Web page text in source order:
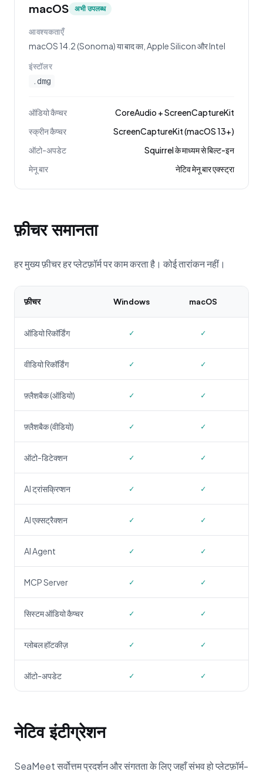
macOS अभी उपलब्ध
आवश्यकताएँ
macOS 14.2 (Sonoma) या बाद का, Apple Silicon और Intel
इंस्टॉलर
.dmg
ऑडियो कैप्चर
CoreAudio + ScreenCaptureKit
स्क्रीन कैप्चर
ScreenCaptureKit (macOS 13+)
ऑटो-अपडेट
Squirrel के माध्यम से बिल्ट-इन
मेनू बार
नेटिव मेनू बार एक्स्ट्रा
फ़ीचर समानता
हर मुख्य फ़ीचर हर प्लेटफ़ॉर्म पर काम करता है। कोई तारांकन नहीं।
फ़ीचर Windows macOS
ऑडियो रिकॉर्डिंग ✓ ✓
वीडियो रिकॉर्डिंग ✓ ✓
फ़्लैशबैक (ऑडियो) ✓ ✓
फ़्लैशबैक (वीडियो) ✓ ✓
ऑटो-डिटेक्शन ✓ ✓
AI ट्रांसक्रिप्शन ✓ ✓
AI एक्सट्रैक्शन ✓ ✓
AI Agent ✓ ✓
MCP Server ✓ ✓
सिस्टम ऑडियो कैप्चर ✓ ✓
ग्लोबल हॉटकीज़ ✓ ✓
ऑटो-अपडेट ✓ ✓
नेटिव इंटीग्रेशन
SeaMeet सर्वोत्तम प्रदर्शन और संगतता के लिए जहाँ संभव हो प्लेटफ़ॉर्म-